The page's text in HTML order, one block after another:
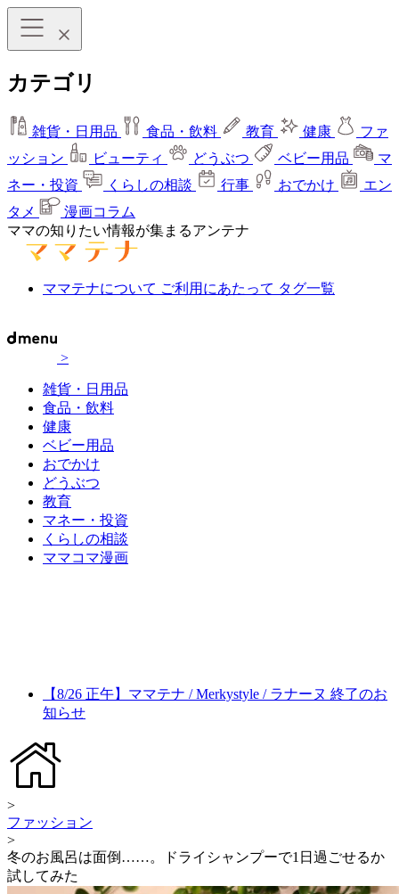
カテゴリ
雑貨・日用品 食品・飲料 教育 健康
ファ
ッション
ビューティ どうぶつ ベビー用品
マ
ネー・投資
くらしの相談 行事 おでかけ
エン
タメ
漫画コラム
ママの知りたい情報が集まるアンテナ
ママテナについて ご利用にあたって タグ一覧
>
雑貨・日用品
食品・飲料
健康
ベビー用品
おでかけ
どうぶつ
教育
マネー・投資
くらしの相談
ママコマ漫画
【8/26 正午】ママテナ / Merkystyle / ラナーヌ 終了のお
知らせ
>
ファッション
>
冬のお風呂は面倒……。ドライシャンプーで1日過ごせるか
試してみた